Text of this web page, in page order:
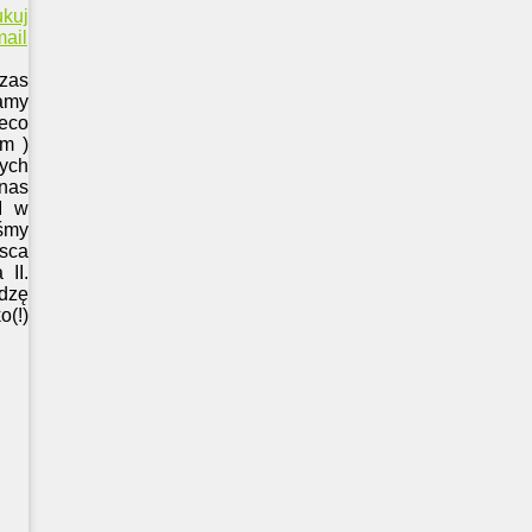
)
w
II.